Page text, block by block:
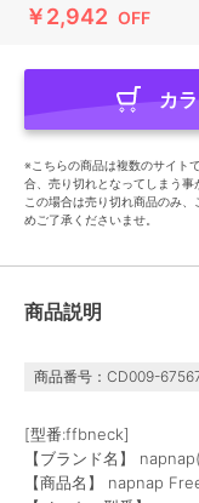
￥2,942 OFF
カ
※こちらの商品は複数のサイト
合、売り切れとなってしまう事
この場合は売り切れ商品のみ
めご了承くださいませ。
商品説明
商品番号：CD009-
[型番:ffbneck]
【ブランド名】
【商品名】 napnap